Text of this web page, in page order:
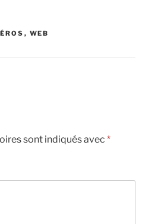
, WEB
sont indiqués avec *